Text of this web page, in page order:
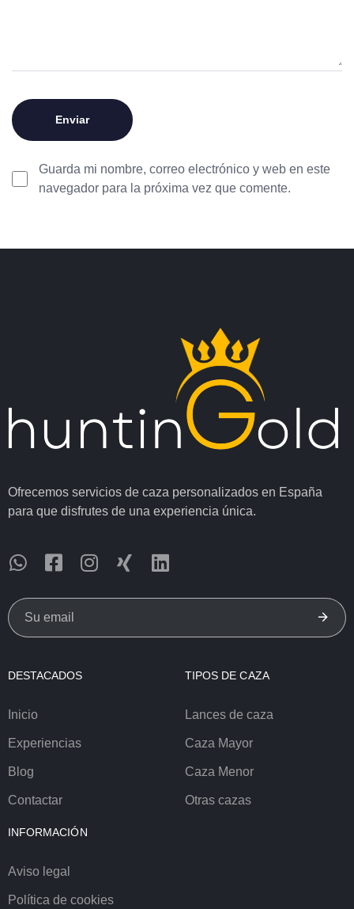
Guarda mi nombre, correo electrónico y web en este
navegador para la próxima vez que comente.
Ofrecemos servicios de caza personalizados en España
para que disfrutes de una experiencia única.
DESTACADOS
Inicio
Experiencias
Blog
Contactar
TIPOS DE CAZA
Lances de caza
Caza Mayor
Caza Menor
Otras cazas
INFORMACIÓN
Aviso legal
Política de cookies